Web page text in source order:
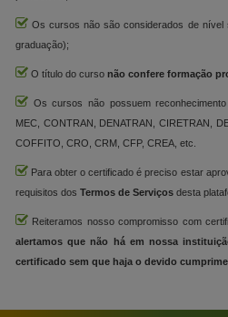
Os cursos não são considerados de nível
graduação);
O título do curso não confere formação
Os cursos não possuem
MEC, CONTRAN, DENATRAN, CIRETRAN,
COFFITO, CRO, CRM, CFP, CREA, etc.
Para obter o certificado é preciso estar
requisitos dos Termos de Serviços desta
Reiteramos nosso compromisso com
alertamos que não há em nossa
certificado sem que haja o devido